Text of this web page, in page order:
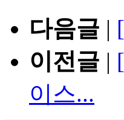
다음글 |
이전글 |
이스...